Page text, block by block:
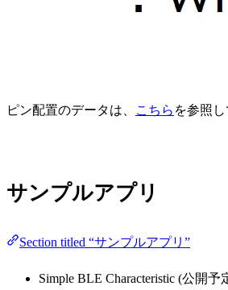
ピン配置のデータは、 こちら を参照し
サンプルアプリ
Section titled “サンプルアプリ”
Simple BLE Characteristic (公開予